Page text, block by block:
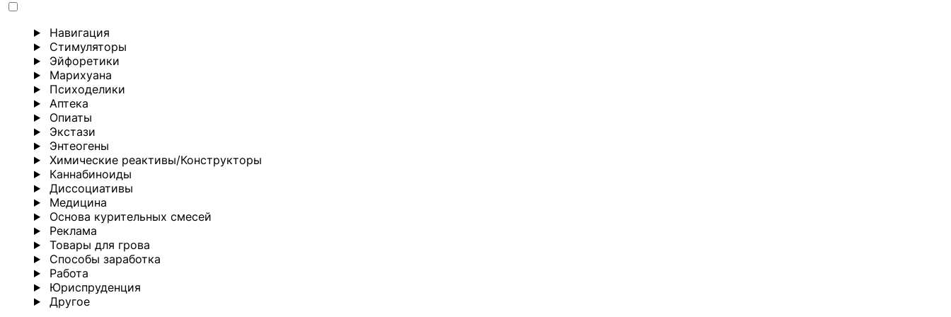
Навигация
Стимуляторы
Эйфоретики
Марихуана
Психоделики
Аптека
Опиаты
Экстази
Энтеогены
Химические реактивы/Конструкторы
Каннабиноиды
Диссоциативы
Медицина
Основа курительных смесей
Реклама
Товары для грова
Способы заработка
Работа
Юриспруденция
Другoе